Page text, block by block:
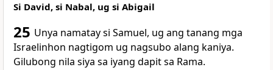
Si David, si Nabal, ug si Abigail
25 Unya namatay si Samuel, ug ang tanang mga
Israelinhon nagtigom ug nagsubo alang kaniya.
Gilubong nila siya sa iyang dapit sa Rama.